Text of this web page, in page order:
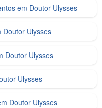
em Doutor Ulysses
Doutor Ulysses
Doutor Ulysses
Ulysses
Doutor Ulysses